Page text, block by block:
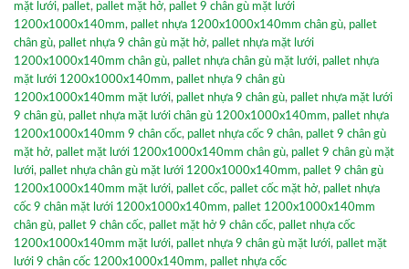
mặt lưới, pallet, pallet mặt hở, pallet 9 chân gù mặt lưới
1200x1000x140mm, pallet nhựa 1200x1000x140mm chân gù, pallet
chân gù, pallet nhựa 9 chân gù mặt hở, pallet nhựa mặt lưới
1200x1000x140mm chân gù, pallet nhựa chân gù mặt lưới, pallet nhựa
mặt lưới 1200x1000x140mm, pallet nhựa 9 chân gù
1200x1000x140mm mặt lưới, pallet nhựa 9 chân gù, pallet nhựa mặt lưới
9 chân gù, pallet nhựa mặt lưới chân gù 1200x1000x140mm, pallet nhựa
1200x1000x140mm 9 chân cốc, pallet nhựa cốc 9 chân, pallet 9 chân gù
mặt hở, pallet mặt lưới 1200x1000x140mm chân gù, pallet 9 chân gù mặt
lưới, pallet nhựa chân gù mặt lưới 1200x1000x140mm, pallet 9 chân gù
1200x1000x140mm mặt lưới, pallet cốc, pallet cốc mặt hở, pallet nhựa
cốc 9 chân mặt lưới 1200x1000x140mm, pallet 1200x1000x140mm
chân gù, pallet 9 chân cốc, pallet mặt hở 9 chân cốc, pallet nhựa cốc
1200x1000x140mm mặt lưới, pallet nhựa 9 chân gù mặt lưới, pallet mặt
lưới 9 chân cốc 1200x1000x140mm, pallet nhựa cốc